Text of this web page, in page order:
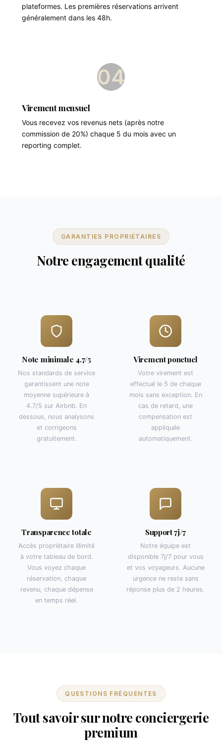
plateformes. Les premières réservations arrivent
généralement dans les 48h.
04
Virement mensuel
Vous recevez vos revenus nets (après notre
commission de 20%) chaque 5 du mois avec un
reporting complet.
GARANTIES PROPRIÉTAIRES
Notre engagement qualité
Note minimale 4.7/5
Nos standards de service
garantissent une note
moyenne supérieure à
4.7/5 sur Airbnb. En
dessous, nous analysons
et corrigeons
gratuitement.
Virement ponctuel
Votre virement est
effectué le 5 de chaque
mois sans exception. En
cas de retard, une
compensation est
appliquée
automatiquement.
Transparence totale
Accès propriétaire illimité
à votre tableau de bord.
Vous voyez chaque
réservation, chaque
revenu, chaque dépense
en temps réel.
Support 7j/7
Notre équipe est
disponible 7j/7 pour vous
et vos voyageurs. Aucune
urgence ne reste sans
réponse plus de 2 heures.
QUESTIONS FRÉQUENTES
Tout savoir sur notre conciergerie
premium